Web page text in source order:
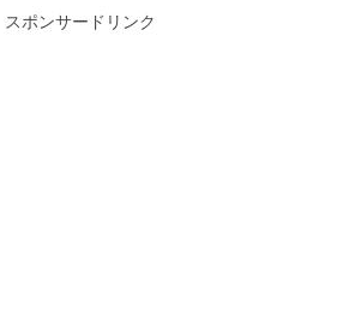
スポンサードリンク